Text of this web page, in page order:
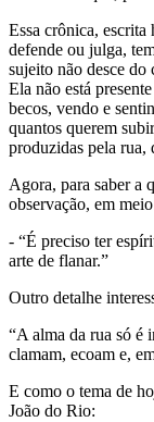
Essa crônica, escrita
defende ou julga,
sujeito não desce do
Ela não está
becos, vendo e
quantos querem
produzidas pela rua,
Agora, para saber a
observação, em
- “É preciso ter
arte de flanar.”
Outro detalhe
“A alma da rua só é
clamam, ecoam e,
E como o tema de
João do Rio: